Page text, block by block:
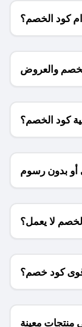
كود الخصم؟
والعروض
للمتاجر؟
كود الخصم؟
بدون رسوم
الشحن ؟
لا يعمل؟
كود خصم؟
معينة